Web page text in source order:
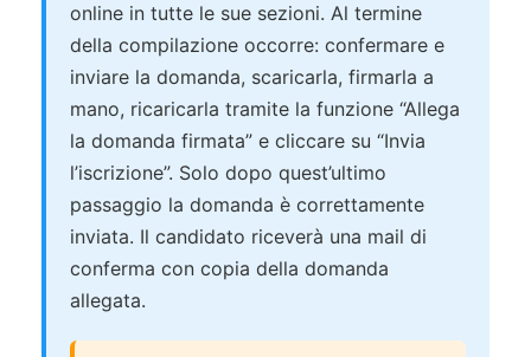
online in tutte le sue sezioni. Al termine
della compilazione occorre: confermare e
inviare la domanda, scaricarla, firmarla a
mano, ricaricarla tramite la funzione “Allega
la domanda firmata” e cliccare su “Invia
l’iscrizione”. Solo dopo quest’ultimo
passaggio la domanda è correttamente
inviata. Il candidato riceverà una mail di
conferma con copia della domanda
allegata.